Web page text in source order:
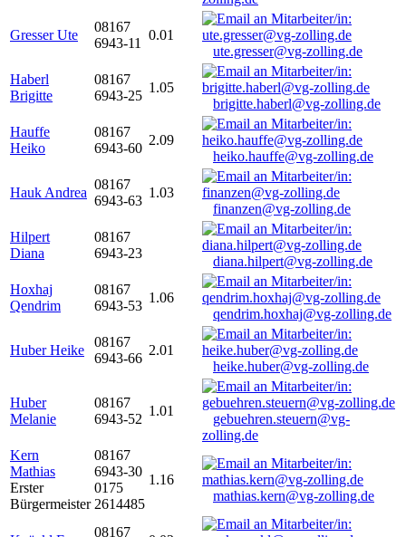
Gresser Ute
08167
6943-11
0.01
ute.gresser@vg-zolling.de
Haberl
Brigitte
08167
6943-25
1.05
brigitte.haberl@vg-zolling.de
Hauffe
Heiko
08167
6943-60
2.09
heiko.hauffe@vg-zolling.de
Hauk Andrea
08167
6943-63
1.03
finanzen@vg-zolling.de
Hilpert
Diana
08167
6943-23
diana.hilpert@vg-zolling.de
Hoxhaj
Qendrim
08167
6943-53
1.06
qendrim.hoxhaj@vg-zolling.de
Huber Heike
08167
6943-66
2.01
heike.huber@vg-zolling.de
Huber
Melanie
08167
6943-52
1.01
gebuehren.steuern@vg-
zolling.de
Kern
Mathias
Erster
Bürgermeister
08167
6943-30
0175
2614485
1.16
mathias.kern@vg-zolling.de
08167